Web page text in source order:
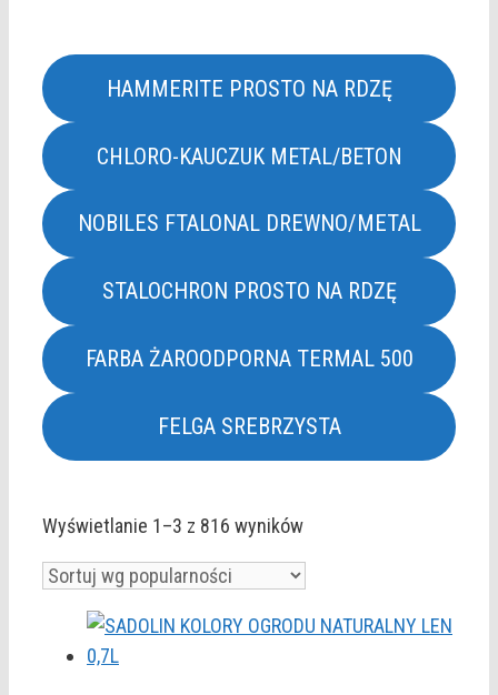
HAMMERITE PROSTO NA RDZĘ
CHLORO-KAUCZUK METAL/BETON
NOBILES FTALONAL DREWNO/METAL
STALOCHRON PROSTO NA RDZĘ
FARBA ŻAROODPORNA TERMAL 500
FELGA SREBRZYSTA
Sadolin
Wyświetlanie 1–3 z 816 wynikówPosortowane
popularności